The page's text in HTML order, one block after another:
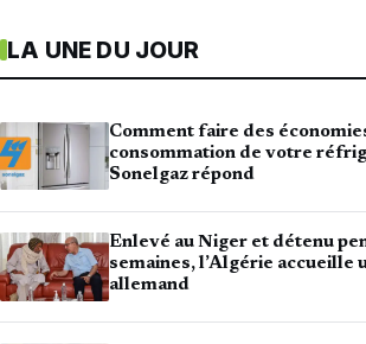
LA UNE DU JOUR
Comment faire des
consommation de votre
Sonelgaz répond
Enlevé au Niger et détenu
semaines, l’Algérie accueille
allemand